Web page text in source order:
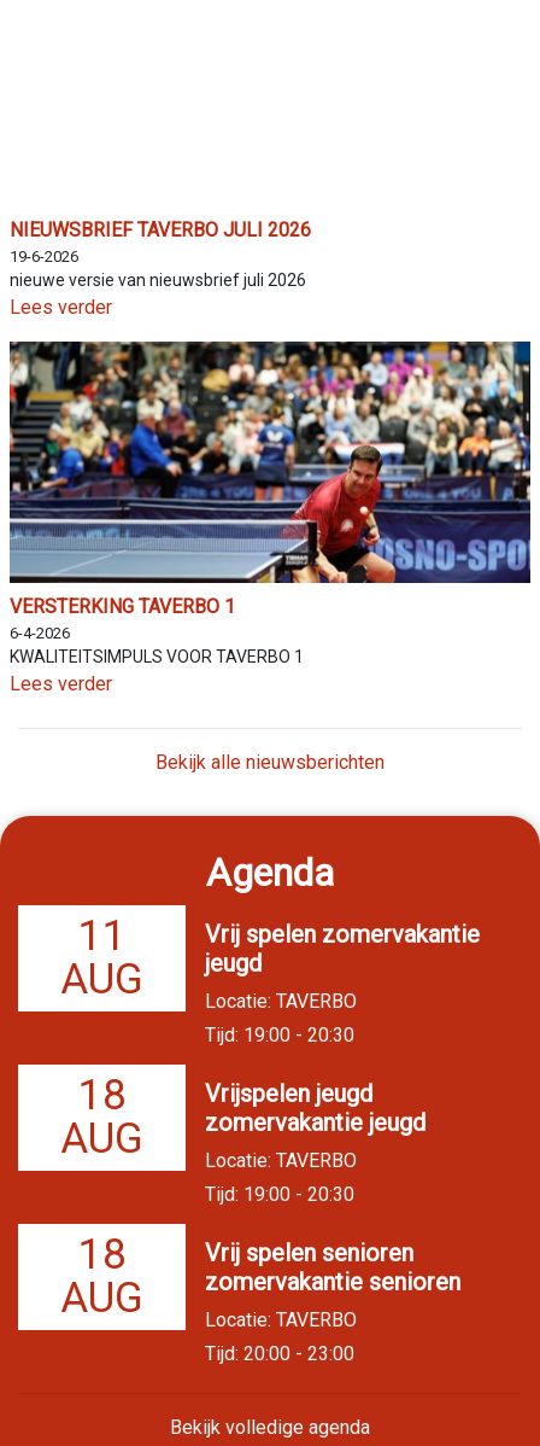
NIEUWSBRIEF TAVERBO JULI 2026
19-6-2026
nieuwe versie van nieuwsbrief juli 2026
Lees verder
VERSTERKING TAVERBO 1
6-4-2026
KWALITEITSIMPULS VOOR TAVERBO 1
Lees verder
Bekijk alle nieuwsberichten
Agenda
11
AUG
Vrij spelen zomervakantie
jeugd
Locatie: TAVERBO
Tijd: 19:00 - 20:30
18
AUG
Vrijspelen jeugd
zomervakantie jeugd
Locatie: TAVERBO
Tijd: 19:00 - 20:30
18
AUG
Vrij spelen senioren
zomervakantie senioren
Locatie: TAVERBO
Tijd: 20:00 - 23:00
Bekijk volledige agenda